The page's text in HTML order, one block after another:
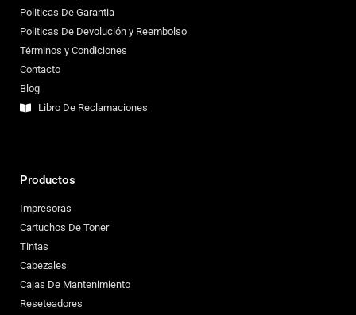
Politicas De Garantia
Politicas De Devolución y Reembolso
Términos y Condiciones
Contacto
Blog
Libro De Reclamaciones
Productos
Impresoras
Cartuchos De Toner
Tintas
Cabezales
Cajas De Mantenimiento
Reseteadores